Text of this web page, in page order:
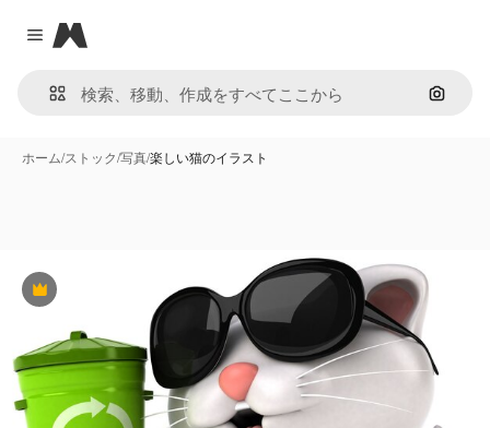
Close menu
Magnific
画像で
ホーム/ストック/写真/楽しい猫のイラスト
Premium